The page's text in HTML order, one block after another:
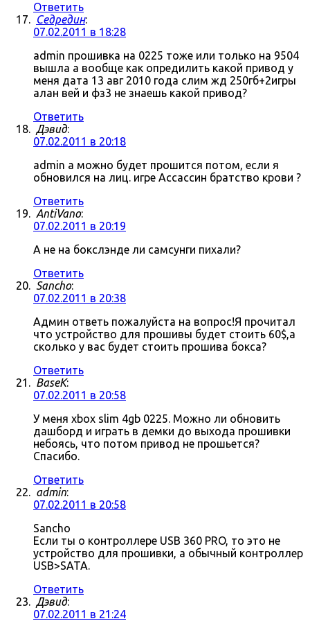
Ответить
Седредин:
07.02.2011 в 18:28
admin прошивка на 0225 тоже или только на 9504
вышла а вообще как опредилить какой привод у
меня дата 13 авг 2010 года слим жд 250гб+2игры
алан вей и фз3 не знаешь какой привод?
Ответить
Дэвид:
07.02.2011 в 20:18
admin а можно будет прошится потом, если я
обновился на лиц. игре Ассассин братство крови ?
Ответить
AntiVano:
07.02.2011 в 20:19
А не на бокслэнде ли самсунги пихали?
Ответить
Sancho:
07.02.2011 в 20:38
Админ ответь пожалуйста на вопрос!Я прочитал
что устройство для прошивы будет стоить 60$,а
сколько у вас будет стоить прошива бокса?
Ответить
BaseK:
07.02.2011 в 20:58
У меня xbox slim 4gb 0225. Можно ли обновить
дашборд и играть в демки до выхода прошивки
небоясь, что потом привод не прошьется?
Спасибо.
Ответить
admin:
07.02.2011 в 20:58
Sancho
Если ты о контроллере USB 360 PRO, то это не
устройство для прошивки, а обычный контроллер
USB>SATA.
Ответить
Дэвид:
07.02.2011 в 21:24